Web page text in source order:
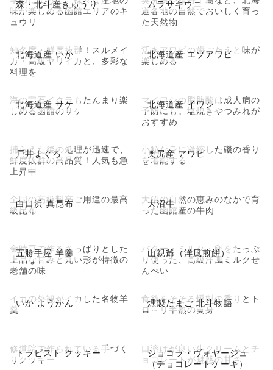
森・北斗産きゅうり
味が楽しめる函館エリアのキ
ュウリ
ムラサキウニ
道各地の自然でおいしく育っ
た天然物
北海道産 いか
知名度・鮮度抜群！スルメイ
カ・高級ヤリイカと、多彩な
料理を
北海道産 エゾアワビ
活きアワビの歯ごたえと味が
楽しめる
北海道産 サケ
海の宝石イクラもたんまり楽
しめる函館のサケ
北海道産 イワシ
マイワシの脂肪酸は成人病の
予防にも。塩焼きやつみれが
おすすめ
戸井まぐろ
捕らえた後の処理が迅速で、
鮮度抜群の高品質！人気も急
上昇中
奥尻産 アワビ
小粒な身に凝縮した磯の香り
を堪能する
白口浜 真昆布
全国の高級料亭ご用達の最高
級昆布
大沼牛
大沼の自然の恵みのなかで育
った函館産の牛肉
五勝手屋 羊羹
金時豆で作るさっぱりとした
上品な甘みと丸い形が特徴の
老舗の味
山親爺（洋風煎餅）
バター・ミルク・卵をたっぷ
り使った、高級洋風ミルクせ
んべい
いか ようかん
イカの外観がイカした名物羊
羹
燻製たまご 北斗物語
食欲をそそる燻製の香りとト
ロ～リ半熟の黄身
トラピスト クッキー
修道院で作られている手づく
りクッキー
ショコラ・ヴォヤージュ
（チョコレートケーキ）
口溶けが良い生クリームとチ
ョコレートが魅惑の甘さ